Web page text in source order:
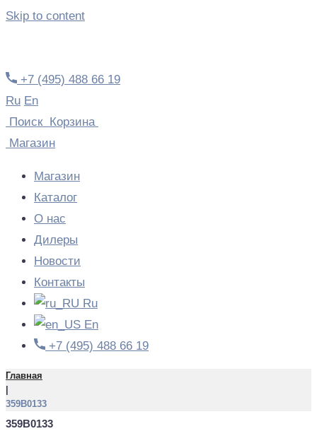
Skip to content
+7 (495) 488 66 19
Ru En
Поиск Корзина
Магазин
Магазин
Каталог
О нас
Дилеры
Новости
Контакты
Ru
En
+7 (495) 488 66 19
Главная
359B0133
359B0133